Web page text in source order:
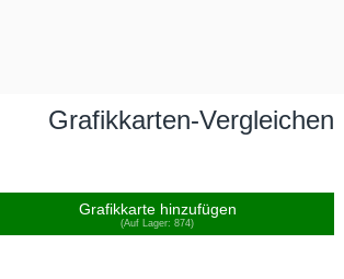
Grafikkarten-Vergleichen
Grafikkarte hinzufügen
(Auf Lager: 874)